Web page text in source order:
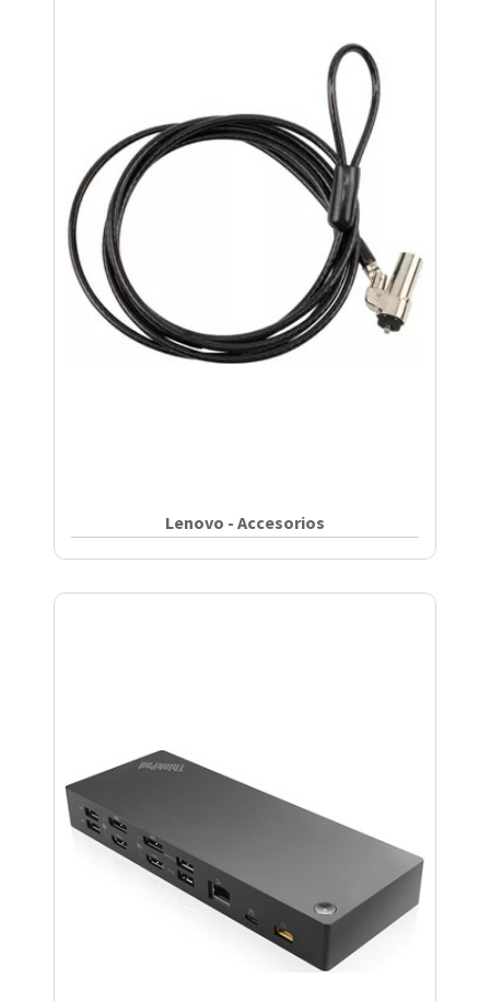
Lenovo - Accesorios